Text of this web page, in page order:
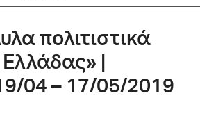
πολιτιστικά
|
04 – 17/05/2019